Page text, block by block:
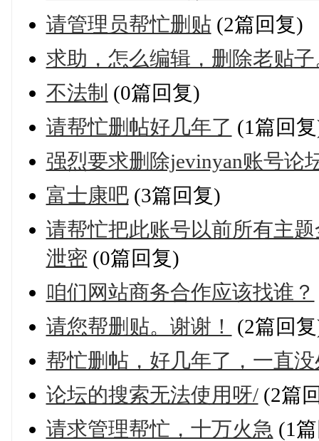
请管理员帮忙删贴 (2篇回复)
求助，怎么编辑，删除老贴子
不法制 (0篇回复)
请帮忙删帖好几年了 (1篇回
强烈要求删除jevinyan账号论
富士康吧(3篇回复)
请帮忙把此账号以前所有主
泄密(0篇回复)
咱们网站商务合作应该找谁？
请您帮删贴。谢谢！
(2篇回
帮忙删帖，好几年了，一直
论坛的搜索无法使用呀/(2篇
请求管理帮忙，十万火急 (1